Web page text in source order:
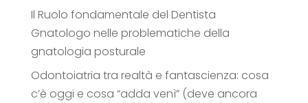
Il Ruolo fondamentale del Dentista
Gnatologo nelle problematiche della
gnatologia posturale
Odontoiatria tra realtà e fantascienza: cosa
c’è oggi e cosa “adda venì” (deve ancora